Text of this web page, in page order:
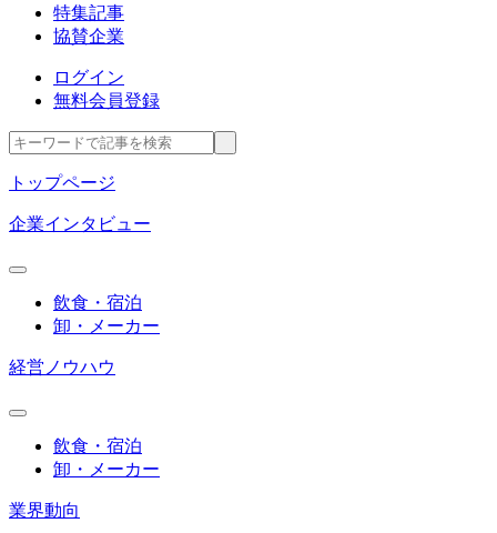
特集記事
協賛企業
ログイン
無料会員登録
トップページ
企業インタビュー
飲食・宿泊
卸・メーカー
経営ノウハウ
飲食・宿泊
卸・メーカー
業界動向